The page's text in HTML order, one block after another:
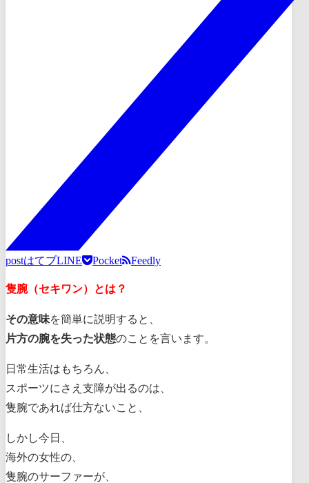
postはてブLINE Pocket Feedly
隻腕（セキワン）とは？
その意味を簡単に説明すると、
片方の腕を失った状態のことを言います。
日常生活はもちろん、
スポーツにさえ支障が出るのは、
隻腕であれば仕方ないこと、
しかし今日、
海外の女性の、
隻腕のサーファーが、